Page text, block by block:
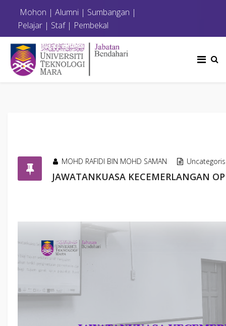
Mohon | Alumni | Sumbangan |
Pelajar | Staf| Pembekal
MOHD RAFIDI BIN MOHD SAMAN
JAWATANKUASA KECEMERLANGAN